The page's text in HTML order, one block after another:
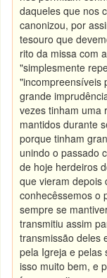
daqueles que nos
canonizou, por
tesouro que
rito da missa com
"simplesmente
"incompreensíveis
grande
vezes tinham uma
mantidos durante
porque tinham
unindo o passado
de hoje herdeiros
que vieram depois
conhecêssemos o
sempre se
transmitiu assim
transmissão deles
pela Igreja e pelas
isso muito bem, e